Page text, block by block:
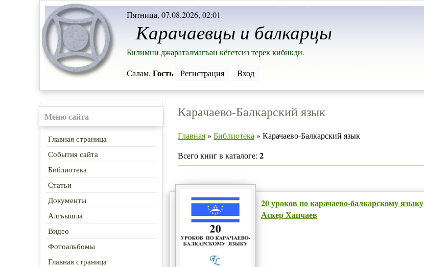
Пятница, 07.08.2026, 02:01
Карачаевцы и балкарцы
Салам, Гость Регистрация Вход
Билимни джараталмагъан кёгетсиз терек кибикди.
Меню сайта
Главная страница
События сайта
Библиотека
Статьи
Документы
Алгъышла
Видео
Фотоальбомы
Главная страница
Карачаево-Балкарский язык
Главная» Библиотека » Карачаево-Балкарский язык
Всего книг в каталоге: 2
20 уроков по карачаево-балкарскому языку
Аскер Хапчаев